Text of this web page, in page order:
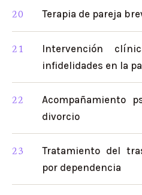
Terapia de pareja
Intervención
infidelidades en la
Acompañamiento
divorcio
Tratamiento del
por dependencia